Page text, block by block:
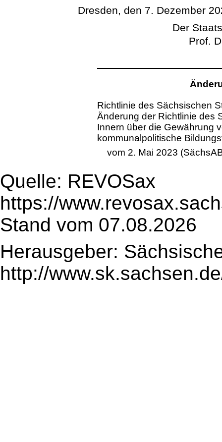
Dresden, den 7. Dezember
Der
Prof.
Richtlinie des Sächsischen
Änderung der Richtlinie des
Innern über die Gewährung
kommunalpolitische
vom 2. Mai 2023
Quelle: REVOSax
https://
Stand vom 07.08.2026
Herausgeber:
http://